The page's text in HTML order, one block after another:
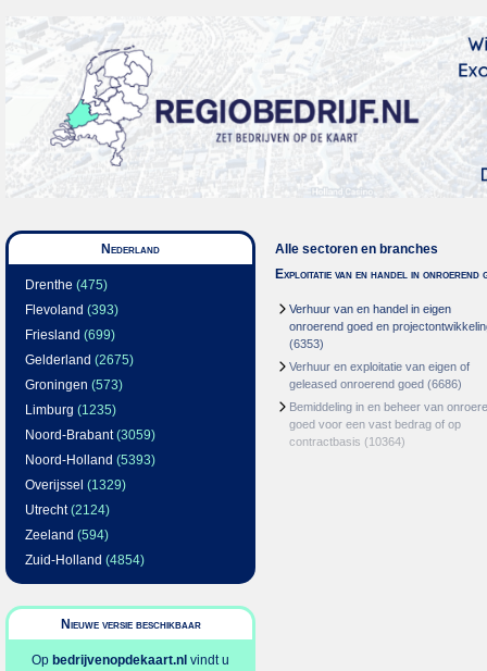
Nederland
Drenthe (475)
Flevoland (393)
Friesland (699)
Gelderland (2675)
Groningen (573)
Limburg (1235)
Noord-Brabant(3059)
Noord-Holland (5393)
Overijssel (1329)
Utrecht(2124)
Zeeland (594)
Zuid-Holland (4854)
Nieuwe versie beschikbaar
Op bedrijvenopdekaart.nl vindt u
Alle sectoren en branches
Exploitatie van en handel in onroerend
Verhuur van en handel in eigen
onroerend goed en
(6353)
Verhuur en exploitatie van eigen of
geleased onroerend goed (6686)
Bemiddeling in en beheer van
goed voor een vast bedrag of op
contractbasis (10364)